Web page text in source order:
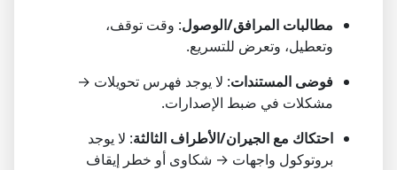
مطالبات المرافق/الوصول: وقت توقف،
وتعطيل، وتعرض للتسريع.
فوضى المستندات: لا يوجد فهرس تحويلات →
مشكلات في ضبط الإصدارات.
احتكاك مع الجيران/الأطراف الثالثة: لا يوجد
بروتوكول واجهات → شكاوى أو خطر إيقاف